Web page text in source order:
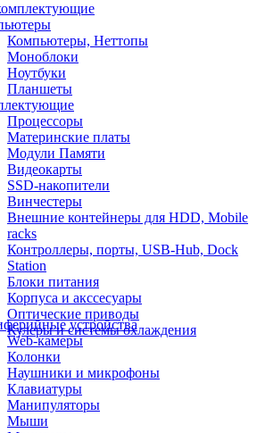
Компьютеры, Неттопы
Моноблоки
Ноутбуки
Планшеты
Процессоры
Материнские платы
Модули Памяти
Видеокарты
SSD-накопители
Винчестеры
Внешние контейнеры для HDD, Mobile
racks
Контроллеры, порты, USB-Hub, Dock
Station
Блоки питания
Корпуса и акссесуары
Оптические приводы
Кулеры и системы охлаждения
устройства
Web-камеры
Колонки
Наушники и микрофоны
Клавиатуры
Манипуляторы
Мыши